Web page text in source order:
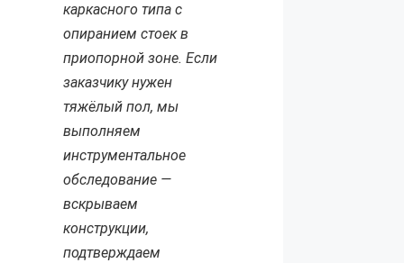
каркасного типа с
опиранием стоек в
приопорной зоне. Если
заказчику нужен
тяжёлый пол, мы
выполняем
инструментальное
обследование —
вскрываем
конструкции,
подтверждаем